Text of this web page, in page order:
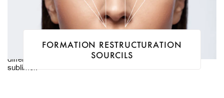
FORMATION RESTRUCTURATION
SOURCILS
Le sourcil encadre le regard et doit être mis en beauté grâce à
différentes techniques permettant de le structurer et le
sublimer.